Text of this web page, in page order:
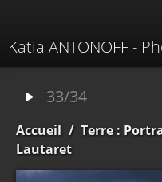
Katia ANTONOFF -
À propos
Contacter
33/34
Accueil / Terre :
Lautaret